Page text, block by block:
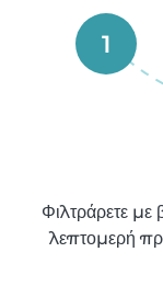
1
Φιλτράρετε με
λεπτομερή